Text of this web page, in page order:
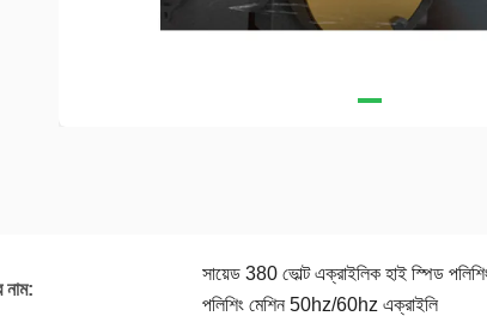
নাম:
সায়েড 380 ভোল্ট এক্রাইলিক হাই স্পিড
পলিশিং মেশিন 50hz/60hz এক্রাইলি